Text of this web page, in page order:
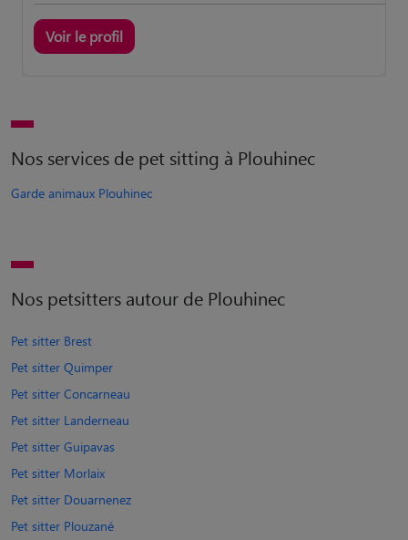
Voir le profil
Nos services de pet sitting à Plouhinec
Garde animaux Plouhinec
Nos petsitters autour de Plouhinec
Pet sitter Brest
Pet sitter Quimper
Pet sitter Concarneau
Pet sitter Landerneau
Pet sitter Guipavas
Pet sitter Morlaix
Pet sitter Douarnenez
Pet sitter Plouzané